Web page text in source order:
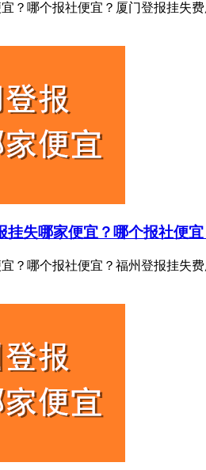
？哪个报社便宜？厦门登报挂失
挂失哪家便宜？哪个报社便宜
？哪个报社便宜？福州登报挂失